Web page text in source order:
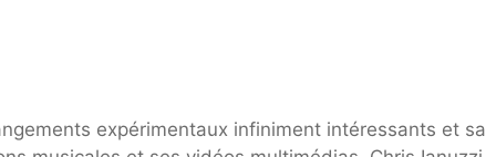
expérimentaux infiniment intéressants et sa